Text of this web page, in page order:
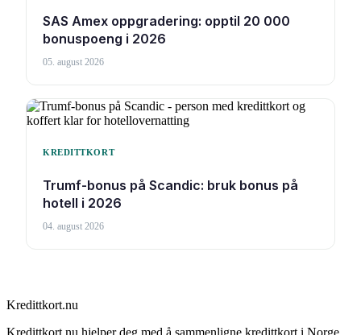
SAS Amex oppgradering: opptil 20 000
bonuspoeng i 2026
05. august 2026
KREDITTKORT
Trumf-bonus på Scandic: bruk bonus på
hotell i 2026
04. august 2026
Kredittkort.nu
Kredittkort.nu hjelper deg med å sammenligne kredittkort i Norge.